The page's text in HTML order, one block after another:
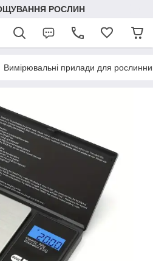
РОСЛИН
Вимірювальні прилади для